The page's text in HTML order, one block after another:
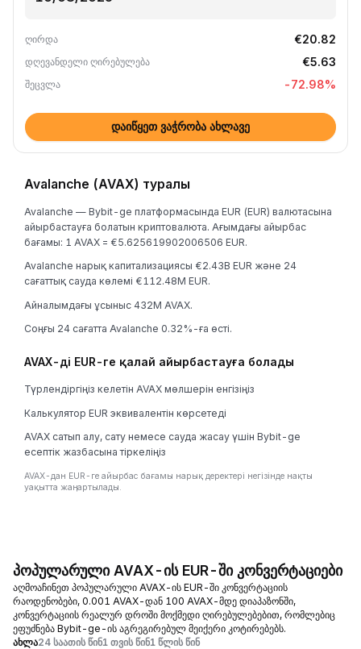
ღირდა €20.82
დღევანდელი ღირებულება €5.63
შეცვლა -72.98%
დაიწყეთ ვაჭრობა ახლავე
Avalanche (AVAX) туралы
Avalanche — Bybit-ge платформасында EUR (EUR) валютасына
айырбастауға болатын криптовалюта. Ағымдағы айырбас
бағамы: 1 AVAX = €5.625619902006506 EUR.
Avalanche нарық капитализациясы €2.43B EUR және 24
сағаттық сауда көлемі €112.48M EUR.
Айналымдағы ұсыныс 432M AVAX.
Соңғы 24 сағатта Avalanche 0.32%-ға өсті.
AVAX-ді EUR-ге қалай айырбастауға болады
Түрлендіргіңіз келетін AVAX мөлшерін енгізіңіз
Калькулятор EUR эквивалентін көрсетеді
AVAX сатып алу, сату немесе сауда жасау үшін Bybit-ge
есептік жазбасына тіркеліңіз
AVAX-дан EUR-ге айырбас бағамы нарық деректері негізінде нақты
уақытта жаңартылады.
პოპულარული AVAX-ის EUR-ში კონვერტაციები
აღმოაჩინეთ პოპულარული AVAX-ის EUR-ში კონვერტაციის
რაოდენობები, 0.001 AVAX-დან 100 AVAX-მდე დიაპაზონში,
კონვერტაციის რეალურ დროში მოქმედი ღირებულებებით, რომლებიც
ეფუძნება Bybit-ge-ის აგრეგირებულ მეიქერი კოტირებებს.
ახლა24 საათის წინ1 თვის წინ1 წლის წინ